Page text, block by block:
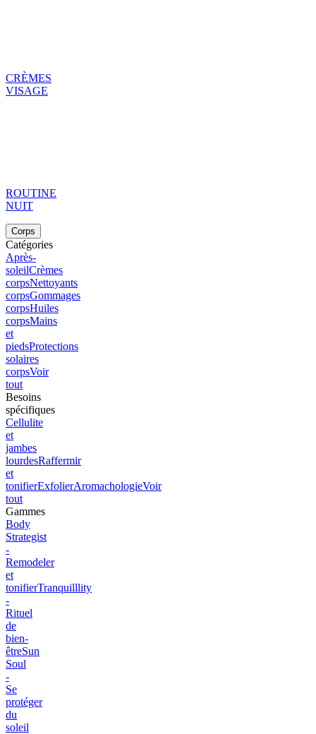
CRÈMES
VISAGE
ROUTINE
NUIT
Corps
Catégories
Après-
soleilCrèmes
corpsNettoyants
corpsGommages
corpsHuiles
corpsMains
et
piedsProtections
solaires
corpsVoir
tout
Besoins
spécifiques
Cellulite
et
jambes
lourdesRaffermir
et
tonifierExfolierAromachologieVoir
tout
Gammes
Body
Strategist
-
Remodeler
et
tonifierTranquilllity
-
Rituel
de
bien-
êtreSun
Soul
-
Se
protéger
du
soleil